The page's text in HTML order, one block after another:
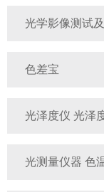
光学影像测试
色差宝
光泽度仪 光泽
光测量仪器 色